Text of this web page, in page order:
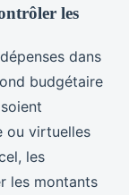
les
dans
budgétaire
ou virtuelles
les
les montants